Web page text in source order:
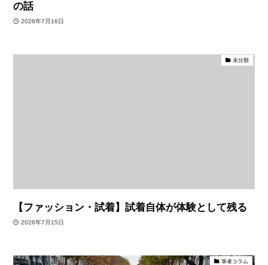
の話
2026年7月16日
未分類
【ファッション・試着】試着自体が体験として残る
2026年7月15日
筆者コラム